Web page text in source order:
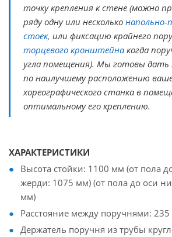
точку крепления к стене (можно
ряду одну или несколько напольно-
стоек, или фиксацию крайнего
торцевого кронштейна когда
угла помещения). Мы готовы дать
по наилучшему расположению
хореографического станка в
оптимальному его креплению.
ХАРАКТЕРИСТИКИ
Высота стойки: 1100 мм (от пола
жерди: 1075 мм) (от пола до оси
мм)
Расстояние между поручнями:
Держатель поручня из трубы